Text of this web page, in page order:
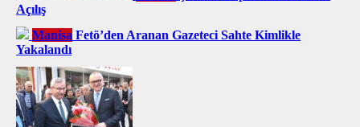
Açılış
Manisa Fetö’den Aranan Gazeteci Sahte Kimlikle
Yakalandı